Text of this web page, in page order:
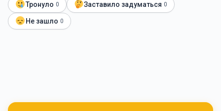
Тронуло 0 Заставило задуматься 0
Не зашло 0